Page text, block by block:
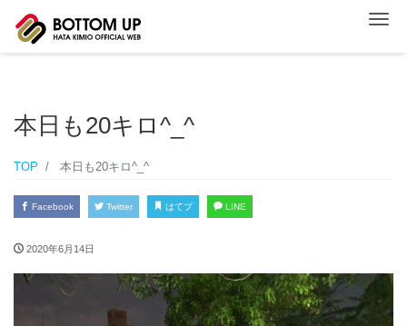
ナ
本日も20キロ^_^
TOP 本日も20キロ^_^
Facebook Twitter はてブ LINE
2020年6月14日